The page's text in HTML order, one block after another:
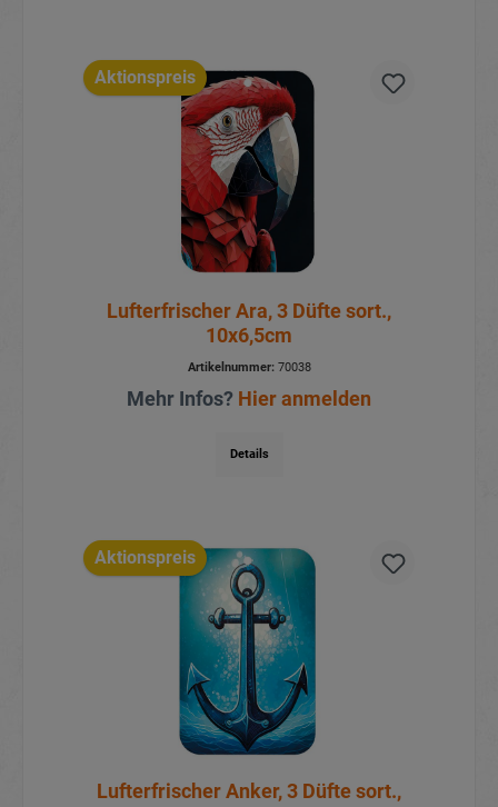
Aktionspreis
Lufterfrischer Ara, 3 Düfte sort.,
10x6,5cm
Artikelnummer:70038
Mehr Infos? Hier anmelden
Details
Aktionspreis
Lufterfrischer Anker, 3 Düfte sort.,